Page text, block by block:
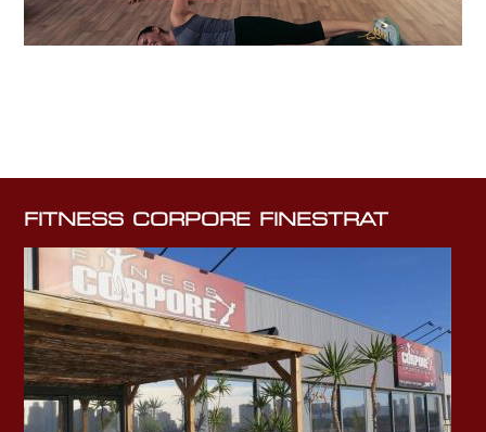
FITNESS CORPORE FINESTRAT